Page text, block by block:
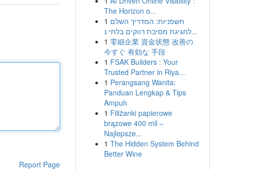
Report Page
The Horizon o...
1 חשפניות: המדריך השלם
לחגיגת מסיבת רווקים בלתי נ...
1 零細企業 資金状態 改善の
今すぐ 有効な 手段
1 FSAK Builders : Your
Trusted Partner in Riya...
1 Perangsang Wanita:
Panduan Lengkap & Tips
Ampuh
1 Filiżanki papierowe
brązowe 400 mil –
Najlepsze...
1 The Hidden System Behind
Better Wine